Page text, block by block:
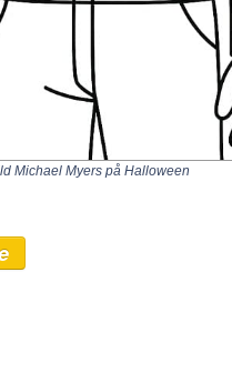
Michael Myers på Halloween